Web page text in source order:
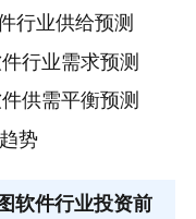
行业供给预测
行业需求预测
供需平衡预测
势
软件行业投资前